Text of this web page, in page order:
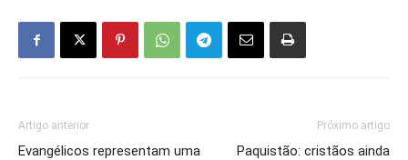
Artigo anterior
Evangélicos representam uma
Próximo artigo
Paquistão: cristãos ainda